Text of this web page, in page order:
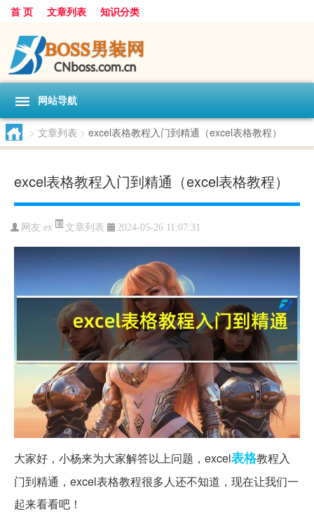
首 页 文章列表 知识分类
网站导航
> 文章列表 > excel表格教程入门到精通（excel表格教程）
excel表格教程入门到精通（excel表格教程）
网友:ex 文章列表 2024-05-26 11:07:31
大家好，小杨来为大家解答以上问题，excel表格教程入
门到精通，excel表格教程很多人还不知道，现在让我们一
起来看看吧！